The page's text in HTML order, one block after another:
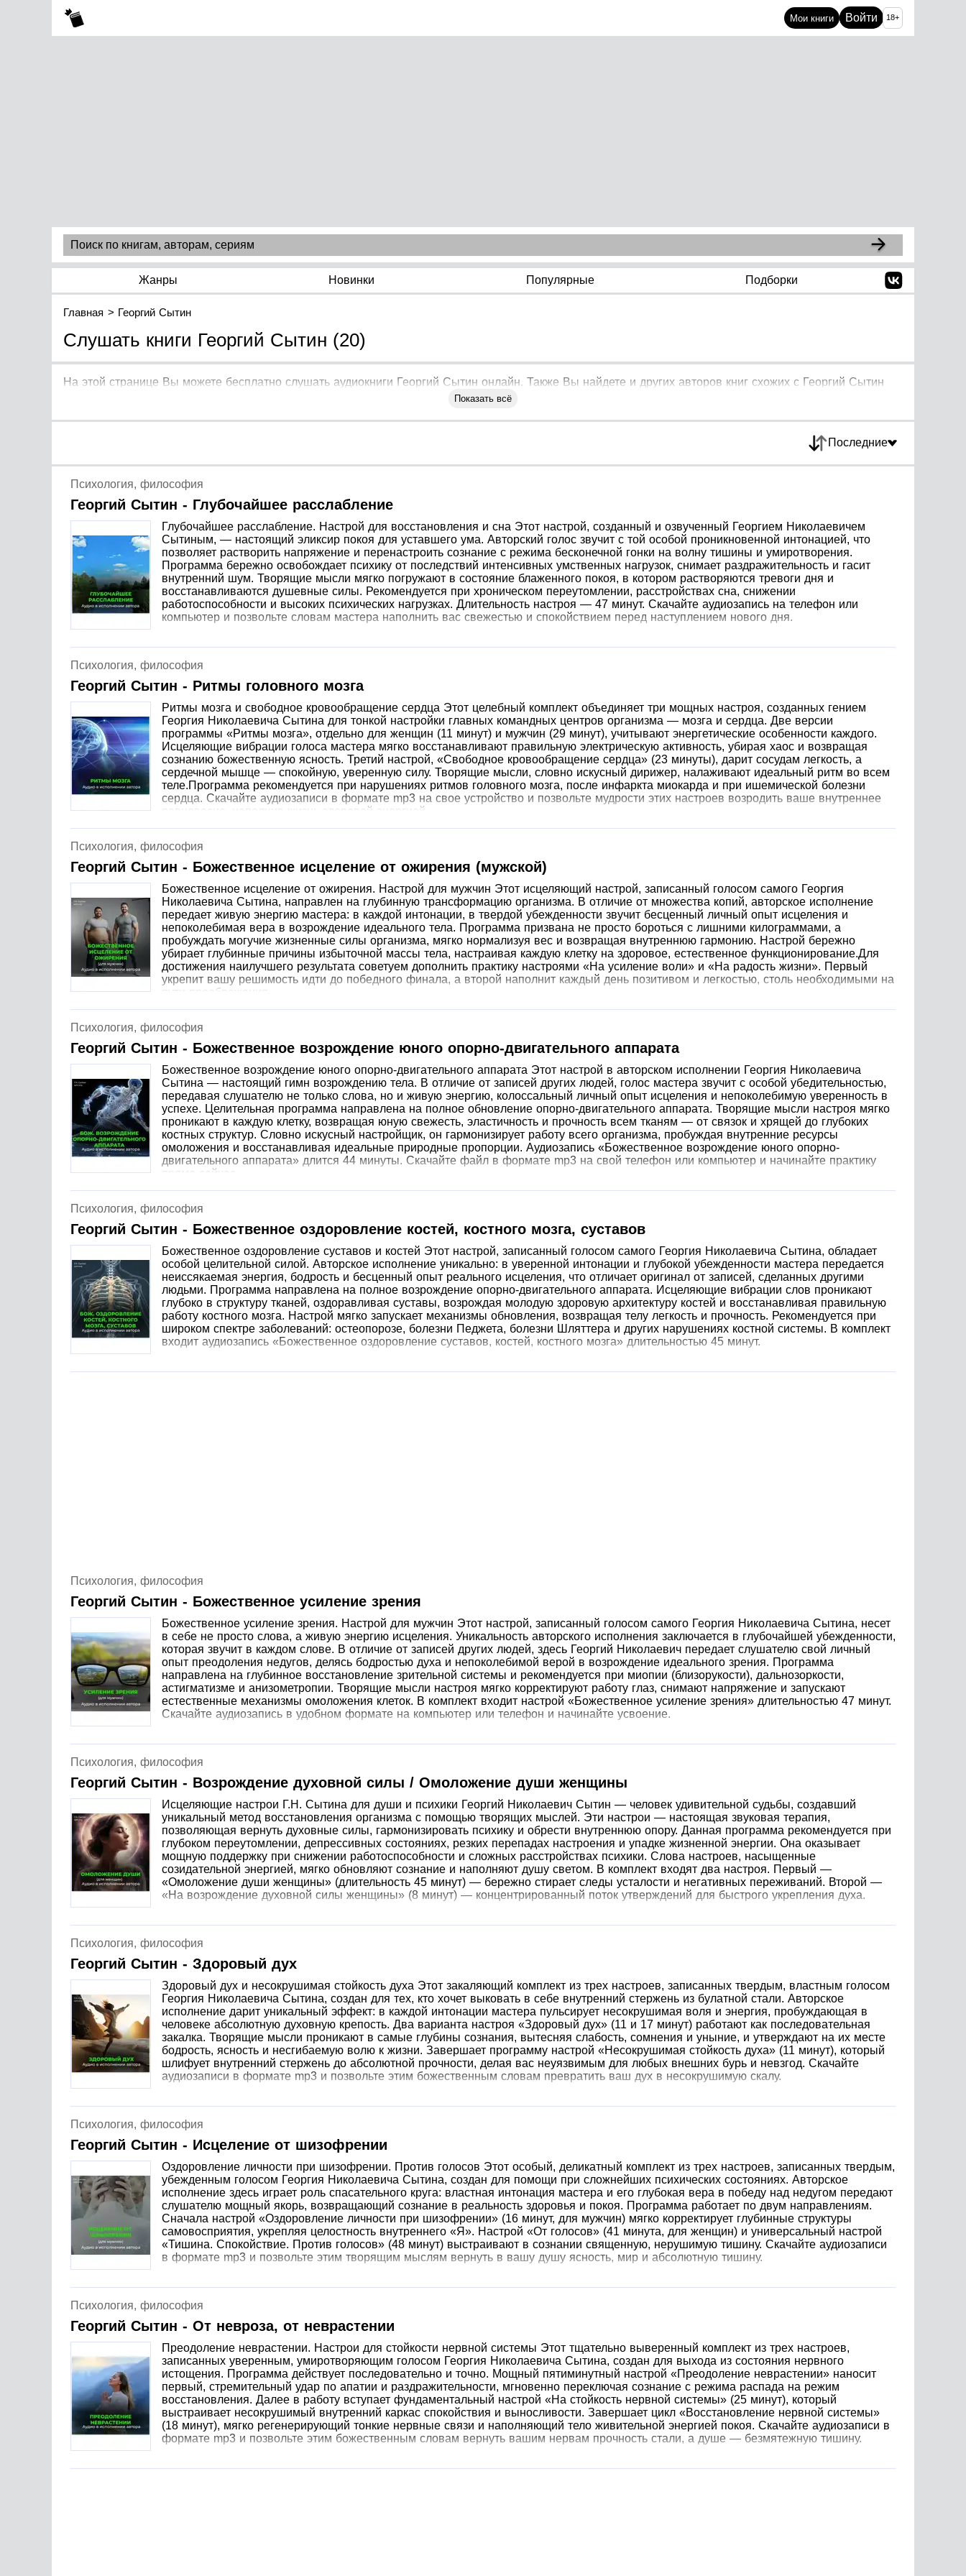
Мои книги Войти 18+
Жанры Новинки Популярные Подборки
Главная Георгий Сытин
Слушать книги Георгий Сытин (20)
На этой странице Вы можете бесплатно слушать аудиокниги Георгий Сытин онлайн. Также Вы найдете и других авторов книг схожих с Георгий Сытин
Показать всё
Последние
Психология, философия
Георгий Сытин - Глубочайшее расслабление
Глубочайшее расслабление. Настрой для восстановления и сна Этот настрой, созданный и озвученный Георгием Николаевичем
Сытиным, — настоящий эликсир покоя для уставшего ума. Авторский голос звучит с той особой проникновенной интонацией, что
позволяет растворить напряжение и перенастроить сознание с режима бесконечной гонки на волну тишины и умиротворения.
Программа бережно освобождает психику от последствий интенсивных умственных нагрузок, снимает раздражительность и гасит
внутренний шум. Творящие мысли мягко погружают в состояние блаженного покоя, в котором растворяются тревоги дня и
восстанавливаются душевные силы. Рекомендуется при хроническом переутомлении, расстройствах сна, снижении
работоспособности и высоких психических нагрузках. Длительность настроя — 47 минут. Скачайте аудиозапись на телефон или
компьютер и позвольте словам мастера наполнить вас свежестью и спокойствием перед наступлением нового дня.
Психология, философия
Георгий Сытин - Ритмы головного мозга
Ритмы мозга и свободное кровообращение сердца Этот целебный комплект объединяет три мощных настроя, созданных гением
Георгия Николаевича Сытина для тонкой настройки главных командных центров организма — мозга и сердца. Две версии
программы «Ритмы мозга», отдельно для женщин (11 минут) и мужчин (29 минут), учитывают энергетические особенности каждого.
Исцеляющие вибрации голоса мастера мягко восстанавливают правильную электрическую активность, убирая хаос и возвращая
сознанию божественную ясность. Третий настрой, «Свободное кровообращение сердца» (23 минуты), дарит сосудам легкость, а
сердечной мышце — спокойную, уверенную силу. Творящие мысли, словно искусный дирижер, налаживают идеальный ритм во всем
теле.Программа рекомендуется при нарушениях ритмов головного мозга, после инфаркта миокарда и при ишемической болезни
сердца. Скачайте аудиозаписи в формате mp3 на свое устройство и позвольте мудрости этих настроев возродить ваше внутреннее
равновесие, наполнив жизнь здоровой энергией.
Психология, философия
Георгий Сытин - Божественное исцеление от ожирения (мужской)
Божественное исцеление от ожирения. Настрой для мужчин Этот исцеляющий настрой, записанный голосом самого Георгия
Николаевича Сытина, направлен на глубинную трансформацию организма. В отличие от множества копий, авторское исполнение
передает живую энергию мастера: в каждой интонации, в твердой убежденности звучит бесценный личный опыт исцеления и
непоколебимая вера в возрождение идеального тела. Программа призвана не просто бороться с лишними килограммами, а
пробуждать могучие жизненные силы организма, мягко нормализуя вес и возвращая внутреннюю гармонию. Настрой бережно
убирает глубинные причины избыточной массы тела, настраивая каждую клетку на здоровое, естественное функционирование.Для
достижения наилучшего результата советуем дополнить практику настроями «На усиление воли» и «На радость жизни». Первый
укрепит вашу решимость идти до победного финала, а второй наполнит каждый день позитивом и легкостью, столь необходимыми на
пути преображения.
Психология, философия
Георгий Сытин - Божественное возрождение юного опорно-двигательного аппарата
Божественное возрождение юного опорно-двигательного аппарата Этот настрой в авторском исполнении Георгия Николаевича
Сытина — настоящий гимн возрождению тела. В отличие от записей других людей, голос мастера звучит с особой убедительностью,
передавая слушателю не только слова, но и живую энергию, колоссальный личный опыт исцеления и непоколебимую уверенность в
успехе. Целительная программа направлена на полное обновление опорно-двигательного аппарата. Творящие мысли настроя мягко
проникают в каждую клетку, возвращая юную свежесть, эластичность и прочность всем тканям — от связок и хрящей до глубоких
костных структур. Словно искусный настройщик, он гармонизирует работу всего организма, пробуждая внутренние ресурсы
омоложения и восстанавливая идеальные природные пропорции. Аудиозапись «Божественное возрождение юного опорно-
двигательного аппарата» длится 44 минуты. Скачайте файл в формате mp3 на свой телефон или компьютер и начинайте практику
прямо сейчас.
Психология, философия
Георгий Сытин - Божественное оздоровление костей, костного мозга, суставов
Божественное оздоровление суставов и костей Этот настрой, записанный голосом самого Георгия Николаевича Сытина, обладает
особой целительной силой. Авторское исполнение уникально: в уверенной интонации и глубокой убежденности мастера передается
неиссякаемая энергия, бодрость и бесценный опыт реального исцеления, что отличает оригинал от записей, сделанных другими
людьми. Программа направлена на полное возрождение опорно-двигательного аппарата. Исцеляющие вибрации слов проникают
глубоко в структуру тканей, оздоравливая суставы, возрождая молодую здоровую архитектуру костей и восстанавливая правильную
работу костного мозга. Настрой мягко запускает механизмы обновления, возвращая телу легкость и прочность. Рекомендуется при
широком спектре заболеваний: остеопорозе, болезни Педжета, болезни Шляттера и других нарушениях костной системы. В комплект
входит аудиозапись «Божественное оздоровление суставов, костей, костного мозга» длительностью 45 минут.
Психология, философия
Георгий Сытин - Божественное усиление зрения
Божественное усиление зрения. Настрой для мужчин Этот настрой, записанный голосом самого Георгия Николаевича Сытина, несет
в себе не просто слова, а живую энергию исцеления. Уникальность авторского исполнения заключается в глубочайшей убежденности,
которая звучит в каждом слове. В отличие от записей других людей, здесь Георгий Николаевич передает слушателю свой личный
опыт преодоления недугов, делясь бодростью духа и непоколебимой верой в возрождение идеального зрения. Программа
направлена на глубинное восстановление зрительной системы и рекомендуется при миопии (близорукости), дальнозоркости,
астигматизме и анизометропии. Творящие мысли настроя мягко корректируют работу глаз, снимают напряжение и запускают
естественные механизмы омоложения клеток. В комплект входит настрой «Божественное усиление зрения» длительностью 47 минут.
Скачайте аудиозапись в удобном формате на компьютер или телефон и начинайте усвоение.
Психология, философия
Георгий Сытин - Возрождение духовной силы / Омоложение души женщины
Исцеляющие настрои Г.Н. Сытина для души и психики Георгий Николаевич Сытин — человек удивительной судьбы, создавший
уникальный метод восстановления организма с помощью творящих мыслей. Эти настрои — настоящая звуковая терапия,
позволяющая вернуть духовные силы, гармонизировать психику и обрести внутреннюю опору. Данная программа рекомендуется при
глубоком переутомлении, депрессивных состояниях, резких перепадах настроения и упадке жизненной энергии. Она оказывает
мощную поддержку при снижении работоспособности и сложных расстройствах психики. Слова настроев, насыщенные
созидательной энергией, мягко обновляют сознание и наполняют душу светом. В комплект входят два настроя. Первый —
«Омоложение души женщины» (длительность 45 минут) — бережно стирает следы усталости и негативных переживаний. Второй —
«На возрождение духовной силы женщины» (8 минут) — концентрированный поток утверждений для быстрого укрепления духа.
Психология, философия
Георгий Сытин - Здоровый дух
Здоровый дух и несокрушимая стойкость духа Этот закаляющий комплект из трех настроев, записанных твердым, властным голосом
Георгия Николаевича Сытина, создан для тех, кто хочет выковать в себе внутренний стержень из булатной стали. Авторское
исполнение дарит уникальный эффект: в каждой интонации мастера пульсирует несокрушимая воля и энергия, пробуждающая в
человеке абсолютную духовную крепость. Два варианта настроя «Здоровый дух» (11 и 17 минут) работают как последовательная
закалка. Творящие мысли проникают в самые глубины сознания, вытесняя слабость, сомнения и уныние, и утверждают на их месте
бодрость, ясность и несгибаемую волю к жизни. Завершает программу настрой «Несокрушимая стойкость духа» (11 минут), который
шлифует внутренний стержень до абсолютной прочности, делая вас неуязвимым для любых внешних бурь и невзгод. Скачайте
аудиозаписи в формате mp3 и позвольте этим божественным словам превратить ваш дух в несокрушимую скалу.
Психология, философия
Георгий Сытин - Исцеление от шизофрении
Оздоровление личности при шизофрении. Против голосов Этот особый, деликатный комплект из трех настроев, записанных твердым,
убежденным голосом Георгия Николаевича Сытина, создан для помощи при сложнейших психических состояниях. Авторское
исполнение здесь играет роль спасательного круга: властная интонация мастера и его глубокая вера в победу над недугом передают
слушателю мощный якорь, возвращающий сознание в реальность здоровья и покоя. Программа работает по двум направлениям.
Сначала настрой «Оздоровление личности при шизофрении» (16 минут, для мужчин) мягко корректирует глубинные структуры
самовосприятия, укрепляя целостность внутреннего «Я». Настрой «От голосов» (41 минута, для женщин) и универсальный настрой
«Тишина. Спокойствие. Против голосов» (48 минут) выстраивают в сознании священную, нерушимую тишину. Скачайте аудиозаписи
в формате mp3 и позвольте этим творящим мыслям вернуть в вашу душу ясность, мир и абсолютную тишину.
Психология, философия
Георгий Сытин - От невроза, от неврастении
Преодоление неврастении. Настрои для стойкости нервной системы Этот тщательно выверенный комплект из трех настроев,
записанных уверенным, умиротворяющим голосом Георгия Николаевича Сытина, создан для выхода из состояния нервного
истощения. Программа действует последовательно и точно. Мощный пятиминутный настрой «Преодоление неврастении» наносит
первый, стремительный удар по апатии и раздражительности, мгновенно переключая сознание с режима распада на режим
восстановления. Далее в работу вступает фундаментальный настрой «На стойкость нервной системы» (25 минут), который
выстраивает несокрушимый внутренний каркас спокойствия и выносливости. Завершает цикл «Восстановление нервной системы»
(18 минут), мягко регенерирующий тонкие нервные связи и наполняющий тело живительной энергией покоя. Скачайте аудиозаписи в
формате mp3 и позвольте этим божественным словам вернуть вашим нервам прочность стали, а душе — безмятежную тишину.